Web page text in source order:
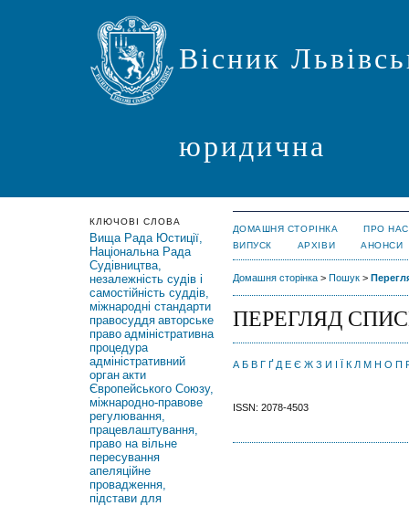
Вісник
юридична
КЛЮЧОВІ СЛОВА
Вища Рада Юстиції,
Національна Рада
Судівництва,
незалежність судів і
самостійність суддів,
міжнародні стандарти
правосуддя авторське
право адміністративна
процедура
адміністративний
орган акти
Європейського Союзу,
міжнародно-правове
регулювання,
працевлаштування,
право на вільне
пересування
апеляційне
провадження,
підстави для
ДОМАШНЯ СТОРІНКА
ПРО НАС
ВИПУСК
АРХІВИ АНОНСИ
Домашня сторінка> Пошук>
ПЕРЕГЛЯД
А Б В Г Ґ Д Е Є Ж З И І Ї К Л М Н О П
ISSN: 2078-4503